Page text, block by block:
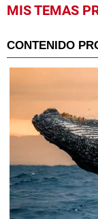
MIS TEMAS